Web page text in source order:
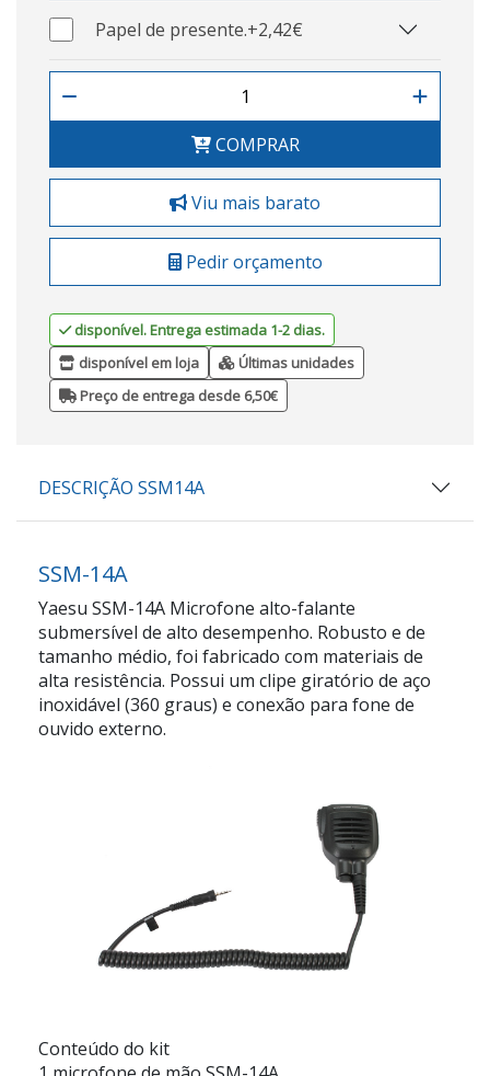
Papel de presente.+2,42€
COMPRAR
Viu mais barato
Pedir orçamento
disponível. Entrega estimada 1-2 dias.
disponível em loja
Últimas unidades
Preço de entrega desde 6,50€
DESCRIÇÃO SSM14A
SSM-14A
Yaesu SSM-14A Microfone alto-falante
submersível de alto desempenho. Robusto e de
tamanho médio, foi fabricado com materiais de
alta resistência. Possui um clipe giratório de aço
inoxidável (360 graus) e conexão para fone de
ouvido externo.
Conteúdo do kit